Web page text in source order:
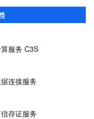
场景。
服务 C3S
连接服务
存证服务